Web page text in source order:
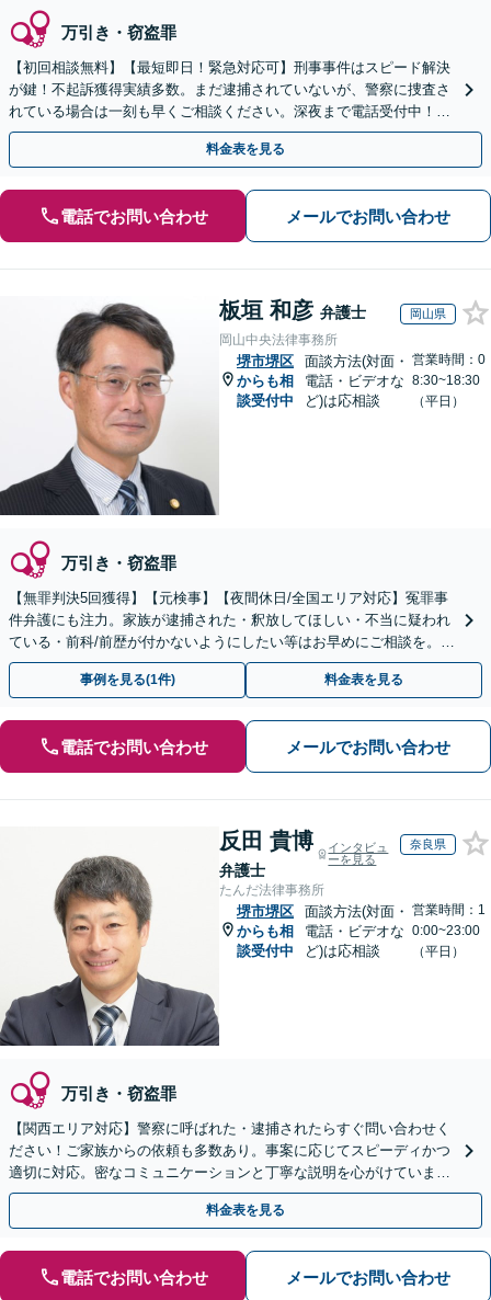
万引き・窃盗罪
【初回相談無料】【最短即日！緊急対応可】刑事事件はスピード解決
が鍵！不起訴獲得実績多数。まだ逮捕されていないが、警察に捜査さ
れている場合は一刻も早くご相談ください。深夜まで電話受付中！痴
漢／盗撮／のぞき／その他性犯罪など
料金表を見る
電話でお問い合わせ メールでお問い合わせ
板垣 和彦 弁護士 岡山県
岡山中央法律事務所
堺市堺区
からも相
談受付中
面談方法(対面・
電話・ビデオな
ど)は応相談
営業時間：0
8:30~18:30
（平日）
万引き・窃盗罪
【無罪判決5回獲得】【元検事】【夜間休日/全国エリア対応】冤罪事
件弁護にも注力。家族が逮捕された・釈放してほしい・不当に疑われ
ている・前科/前歴が付かないようにしたい等はお早めにご相談を。迅
速に的確な対応に定評あり【分割払い可】
事例を見る(1件) 料金表を見る
電話でお問い合わせ メールでお問い合わせ
反田 貴博
弁護士
インタビュ
ーを見る
奈良県
たんだ法律事務所
堺市堺区
からも相
談受付中
面談方法(対面・
電話・ビデオな
ど)は応相談
営業時間：1
0:00~23:00
（平日）
万引き・窃盗罪
【関西エリア対応】警察に呼ばれた・逮捕されたらすぐ問い合わせく
ださい！ご家族からの依頼も多数あり。事案に応じてスピーディかつ
適切に対応。密なコミュニケーションと丁寧な説明を心がけています
【初回相談無料】【休日・夜間対応可】
料金表を見る
電話でお問い合わせ メールでお問い合わせ